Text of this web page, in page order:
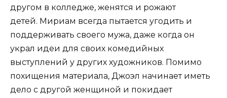
другом в колледже, женятся и рожают
детей. Мириам всегда пытается угодить и
поддерживать своего мужа, даже когда он
украл идеи для своих комедийных
выступлений у других художников. Помимо
похищения материала, Джоэл начинает иметь
дело с другой женщиной и покидает